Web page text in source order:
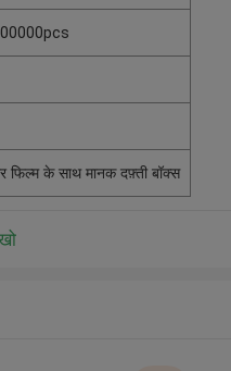
फिल्म के साथ मानक दफ़्ती बॉक्स